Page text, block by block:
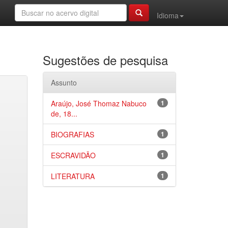
Idioma
Sugestões de pesquisa
Assunto
1
Araújo, José Thomaz Nabuco
de, 18...
1
BIOGRAFIAS
1
ESCRAVIDÃO
1
LITERATURA